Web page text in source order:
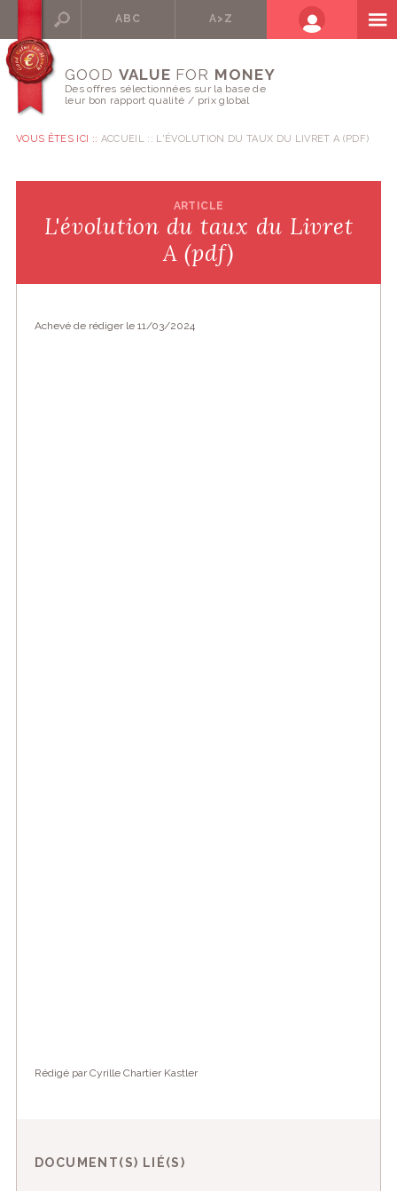
ABC A>Z
GOOD VALUE FOR MONEY
Des offres sélectionnées sur la base de
leur bon rapport qualité / prix global
VOUS ÊTES ICI :: ACCUEIL L'ÉVOLUTION DU TAUX DU LIVRET A (PDF)
ARTICLE
L'évolution du taux du Livret
A (pdf)
Achevé de rédiger le 11/03/2024
Rédigé par Cyrille Chartier Kastler
DOCUMENT(S) LIÉ(S)